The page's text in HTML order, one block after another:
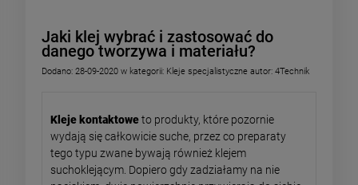
Jaki klej wybrać i zastosować do
danego tworzywa i materiału?
Dodano: 28-09-2020 w kategorii: Kleje specjalistyczne autor: 4Technik
Kleje kontaktoweto produkty, które pozornie
wydają się całkowicie suche, przez co preparaty
tego typu zwane bywają również klejem
suchoklejącym. Dopiero gdy zadziałamy na nie